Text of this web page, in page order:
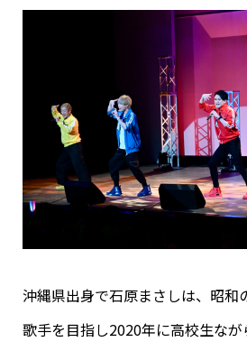
沖縄県出身で石原まさしは、昭和
歌手を目指し2020年に高校生な